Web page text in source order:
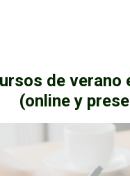
de verano
(online y